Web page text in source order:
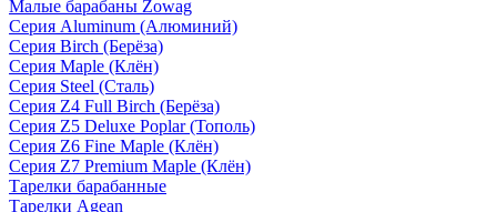
Малые барабаны Zowag
Серия Aluminum (Алюминий)
Серия Birch (Берёза)
Серия Maple (Клён)
Серия Steel (Сталь)
Серия Z4 Full Birch (Берёза)
Серия Z5 Deluxe Poplar (Тополь)
Серия Z6 Fine Maple (Клён)
Серия Z7 Premium Maple (Клён)
Тарелки барабанные
Тарелки Agean